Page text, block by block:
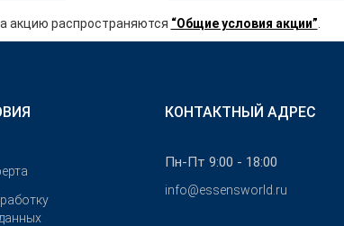
акцию распространяются “Общие условия акции”
КОНТАКТНЫЙ АДРЕС
Пн-Пт 9:00 - 18:00
info@essensworld.ru